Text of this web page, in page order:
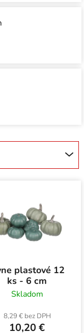
plastové 12
ks - 6 cm
Skladom
8,29 € bez DPH
10,20 €